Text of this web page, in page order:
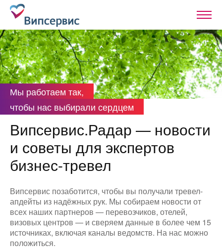
Мы работаем так,
чтобы нас выбирали сердцем
Випсервис.Радар — новости
и советы для экспертов
бизнес-тревел
Випсервис позаботится, чтобы вы получали тревел-
апдейты из надёжных рук. Мы собираем новости от
всех наших партнеров — перевозчиков, отелей,
визовых центров — и сверяем данные в более чем 15
источниках, включая каналы ведомств. На нас можно
положиться.